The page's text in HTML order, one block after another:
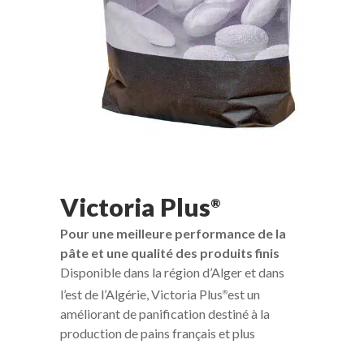
Victoria Plus®
Pour une meilleure performance de la
pâte et une qualité des produits finis
Disponible dans la région d’Alger et dans
l’est de l’Algérie, Victoria Plus®est un
améliorant de panification destiné à la
production de pains français et plus